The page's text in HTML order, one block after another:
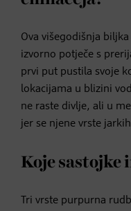
Ova višegodišnja
izvorno potječe s
prvi put pustila svoje
lokacijama u blizini
ne raste divlje, ali u
jer se njene vrste
Koje sastojke
Tri vrste purpurna